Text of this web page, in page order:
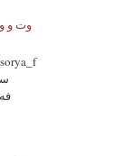
وت و